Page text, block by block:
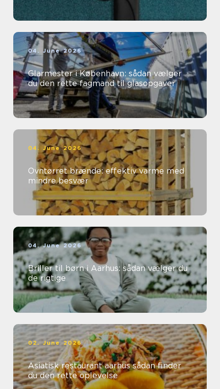
04. June 2026
Glarmester i København: sådan vælger
du den rette fagmand til glasopgaver
04. June 2026
Ovntørret brænde: effektiv varme med
mindre besvær
04. June 2026
Briller til børn i Aarhus: sådan vælger du
de rigtige
02. June 2026
Asiatisk restaurant aarhus sådan finder
du den rette oplevelse